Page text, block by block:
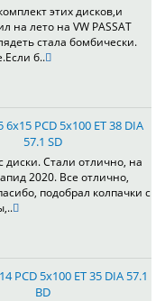
этих дисков,и
на лето на VW PASSAT
стала бомбически.
б..
6x15 PCD 5x100 ET 38 DIA
57.1 SD
диски. Стали отлично, на
2020. Все отлично,
подобрал колпачки с
PCD 5x100 ET 35 DIA 57.1
BD